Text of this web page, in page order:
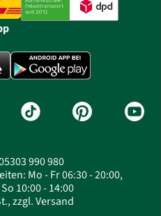
990 980
Mo - Fr 06:30 - 20:00,
10:00 - 14:00
zzgl. Versand